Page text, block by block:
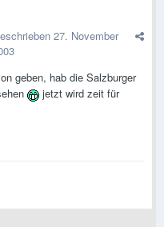
27. November
geben, hab die Salzburger
jetzt wird zeit für